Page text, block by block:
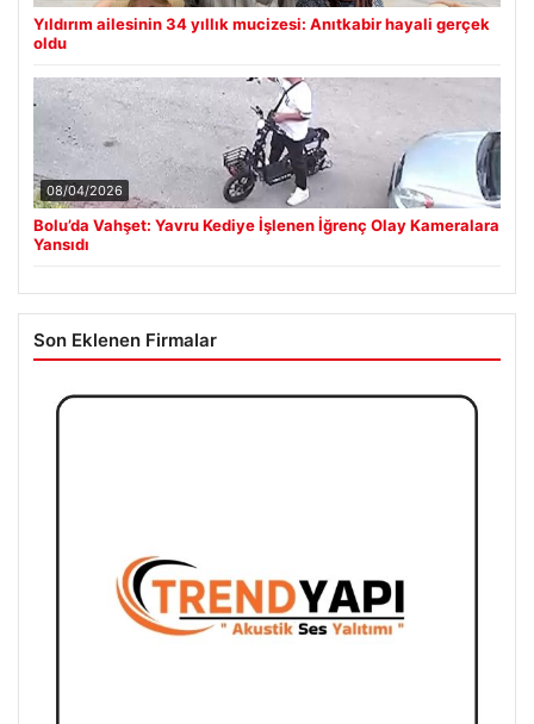
Yıldırım ailesinin 34 yıllık mucizesi: Anıtkabir hayali gerçek
oldu
08/04/2026
Bolu’da Vahşet: Yavru Kediye İşlenen İğrenç Olay Kameralara
Yansıdı
Son Eklenen Firmalar